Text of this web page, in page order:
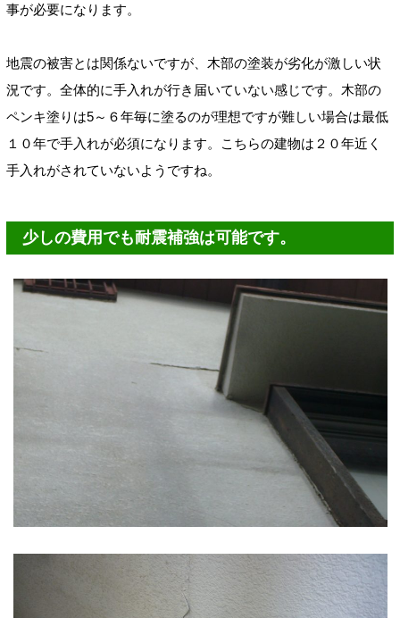
事が必要になります。
地震の被害とは関係ないですが、木部の塗装が劣化が激しい状
況です。全体的に手入れが行き届いていない感じです。木部の
ペンキ塗りは5～６年毎に塗るのが理想ですが難しい場合は最低
１０年で手入れが必須になります。こちらの建物は２０年近く
手入れがされていないようですね。
少しの費用でも耐震補強は可能です。